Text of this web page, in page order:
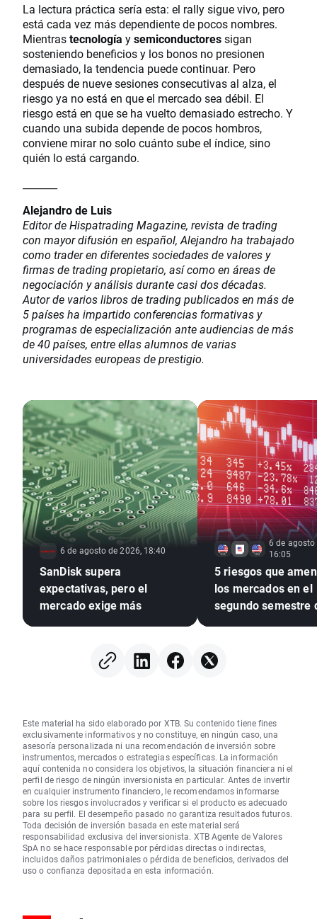
La lectura práctica sería esta: el rally sigue vivo, pero
está cada vez más dependiente de pocos nombres.
Mientrastecnología ysemiconductoressigan
sosteniendo beneficios y los bonos no presionen
demasiado, la tendencia puede continuar. Pero
después de nueve sesiones consecutivas al alza, el
riesgo ya no está en que el mercado sea débil. El
riesgo está en que se ha vuelto demasiado estrecho. Y
cuando una subida depende de pocos hombros,
conviene mirar no solo cuánto sube el índice, sino
quién lo está cargando.
Alejandro de Luis
Editor de Hispatrading Magazine, revista de trading
con mayor difusión en español, Alejandro ha trabajado
como trader en diferentes sociedades de valores y
firmas de trading propietario, así como en áreas de
negociación y análisis durante casi dos décadas.
Autor de varios libros de trading publicados en más de
5 países ha impartido conferencias formativas y
programas de especialización ante audiencias de más
de 40 países, entre ellas alumnos de varias
universidades europeas de prestigio.
6 de agosto de 2026, 18:40
SanDisk supera
expectativas, pero el
mercado exige más
6 de agosto
16:05
5 riesgos que
los mercados en el
segundo semestre
Este material ha sido elaborado por XTB. Su contenido tiene fines
exclusivamente informativos y no constituye, en ningún caso, una
asesoría personalizada ni una recomendación de inversión sobre
instrumentos, mercados o estrategias específicas. La información
aquí contenida no considera los objetivos, la situación financiera ni el
perfil de riesgo de ningún inversionista en particular. Antes de invertir
en cualquier instrumento financiero, le recomendamos informarse
sobre los riesgos involucrados y verificar si el producto es adecuado
para su perfil. El desempeño pasado no garantiza resultados futuros.
Toda decisión de inversión basada en este material será
responsabilidad exclusiva del inversionista. XTB Agente de Valores
SpA no se hace responsable por pérdidas directas o indirectas,
incluidos daños patrimoniales o pérdida de beneficios, derivados del
uso o confianza depositada en esta información.